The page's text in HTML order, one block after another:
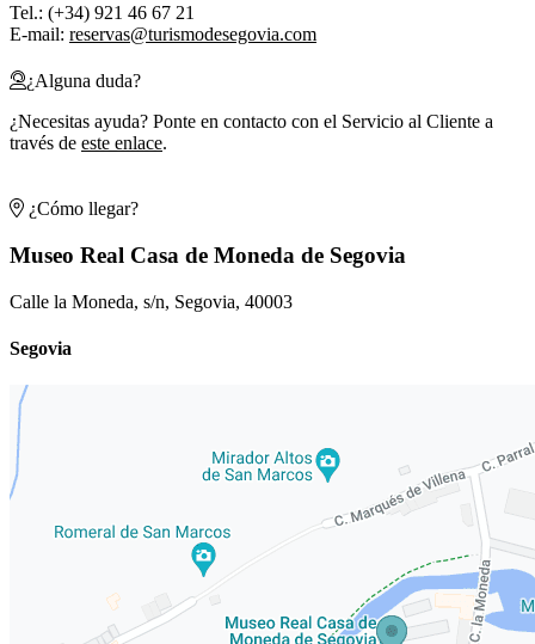
Tel.: (+34) 921 46 67 21
E-mail: reservas@turismodesegovia.com
¿Alguna duda?
¿Necesitas ayuda? Ponte en contacto con el Servicio al Cliente a
través de este enlace.
¿Cómo llegar?
Museo Real Casa de Moneda de Segovia
Calle la Moneda, s/n, Segovia, 40003
Segovia